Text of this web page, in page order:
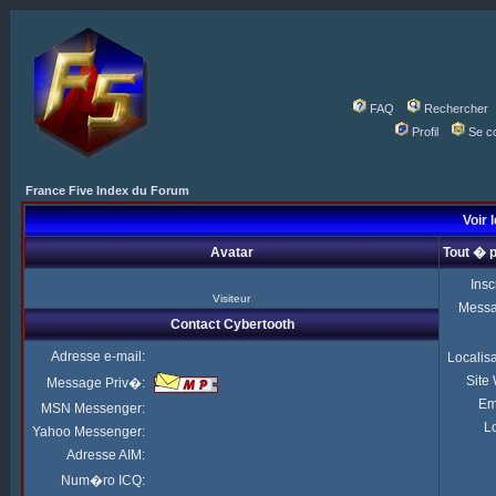
FAQ
Rechercher
Profil
Se
France Five Index du Forum
Voir
Avatar Tout �
Visiteur
Site
Contact Cybertooth
Adresse e-mail:
Message Priv�:
MSN Messenger:
Yahoo Messenger:
Adresse AIM:
Num�ro ICQ: